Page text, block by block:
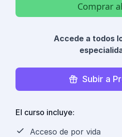
Comprar
Accede a todos
Subir a
El curso incluye:
Acceso de por vida